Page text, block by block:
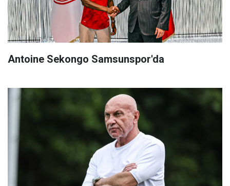
Antoine Sekongo Samsunspor'da